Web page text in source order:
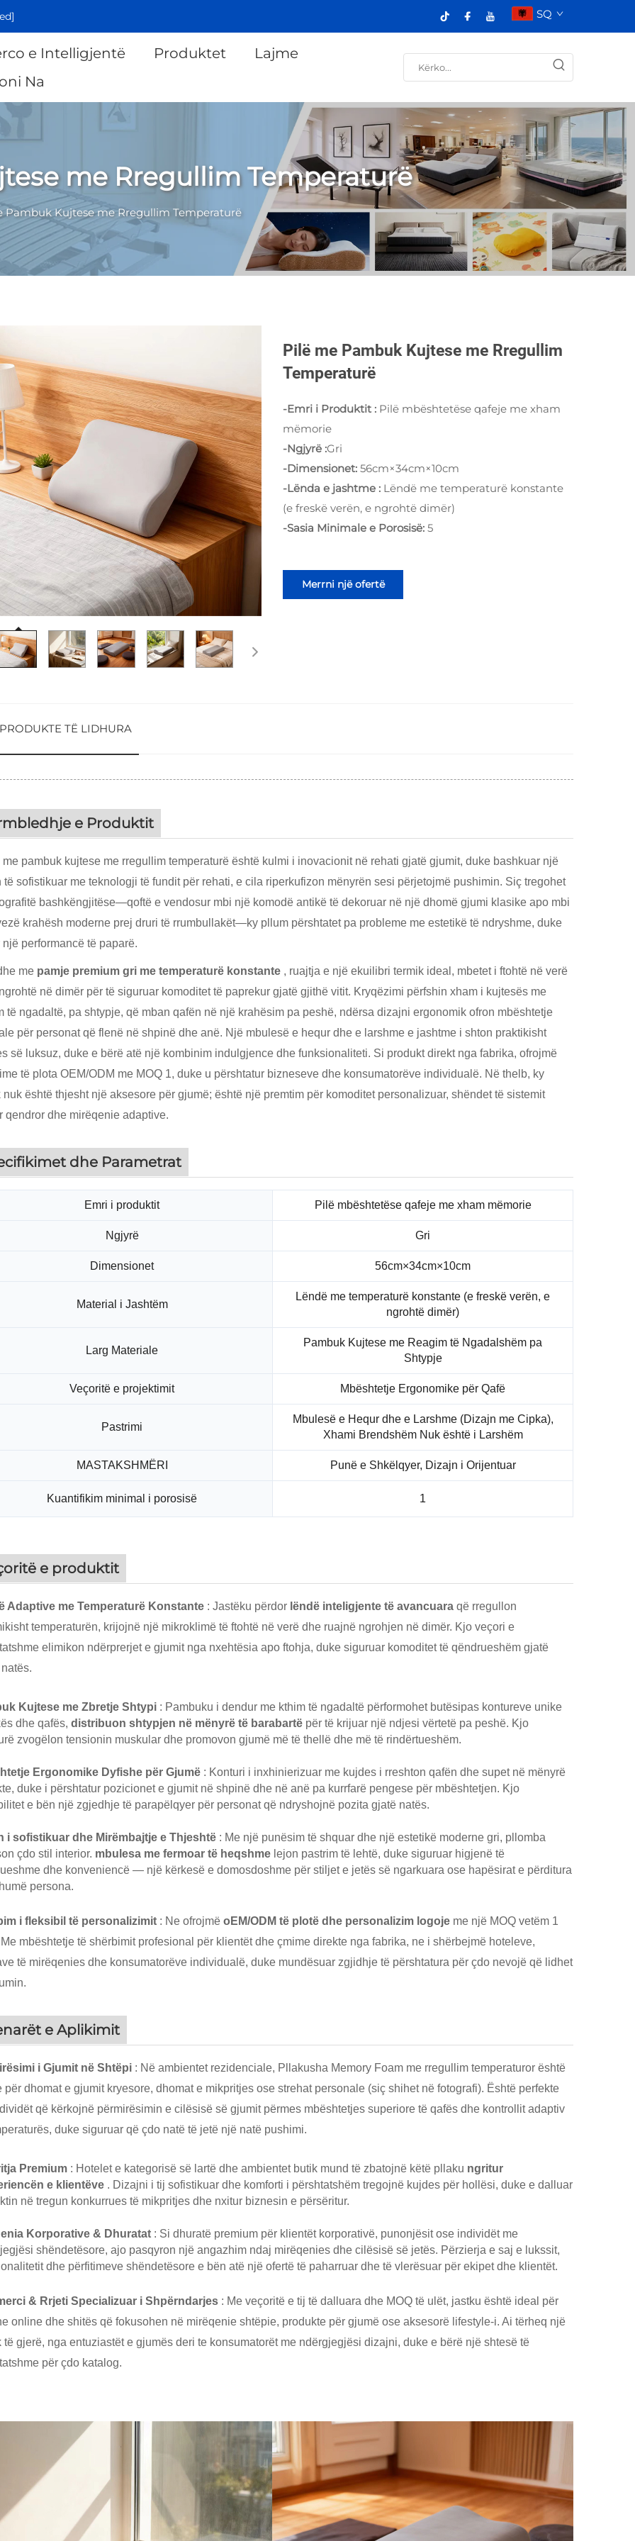
SQ
e Intelligjentë Produktet
Lajme
Na
me Rregullim Temperaturë
Pambuk Kujtese me Rregullim Temperaturë
Pilë me Pambuk Kujtese me Rregullim
Temperaturë
-Emri i Produktit : Pilë mbështetëse qafeje me xham
mëmorie
-Ngjyrë :Gri
-Dimensionet: 56cm×34cm×10cm
-Lënda e jashtme : Lëndë me temperaturë konstante
(e freskë verën, e ngrohtë dimër)
-Sasia Minimale e Porosisë: 5
Merrni një ofertë
PRODUKTE TË LIDHURA
e Produktit
pambuk kujtese me rregullim temperaturë është kulmi i inovacionit në rehati gjatë gjumit, duke bashkuar një
të sofistikuar me teknologji të fundit për rehati, e cila riperkufizon mënyrën sesi përjetojmë pushimin. Siç tregohet
bashkëngjitëse—qoftë e vendosur mbi një komodë antikë të dekoruar në një dhomë gjumi klasike apo mbi
krahësh moderne prej druri të rrumbullakët—ky pllum përshtatet pa probleme me estetikë të ndryshme, duke
një performancë të paparë.
me pamje premium gri me temperaturë konstante , ruajtja e një ekuilibri termik ideal, mbetet i ftohtë në verë
në dimër për të siguruar komoditet të paprekur gjatë gjithë vitit. Kryqëzimi përfshin xham i kujtesës me
të ngadaltë, pa shtypje, që mban qafën në një krahësim pa peshë, ndërsa dizajni ergonomik ofron mbështetje
për personat që flenë në shpinë dhe anë. Një mbulesë e hequr dhe e larshme e jashtme i shton praktikisht
së luksuz, duke e bërë atë një kombinim indulgjence dhe funksionaliteti. Si produkt direkt nga fabrika, ofrojmë
të plota OEM/ODM me MOQ 1, duke u përshtatur bizneseve dhe konsumatorëve individualë. Në thelb, ky
nuk është thjesht një aksesore për gjumë; është një premtim për komoditet personalizuar, shëndet të sistemit
qendror dhe mirëqenie adaptive.
dhe Parametrat
Emri i produktit Pilë mbështetëse qafeje me xham mëmorie
Ngjyrë Gri
Dimensionet 56cm×34cm×10cm
Material i Jashtëm
Lëndë me temperaturë konstante (e freskë verën, e
ngrohtë dimër)
Larg Materiale
Pambuk Kujtese me Reagim të Ngadalshëm pa
Shtypje
Veçoritë e projektimit Mbështetje Ergonomike për Qafë
Pastrimi
Mbulesë e Hequr dhe e Larshme (Dizajn me Cipka),
Xhami Brendshëm Nuk është i Larshëm
MASTAKSHMËRI Punë e Shkëlqyer, Dizajn i Orijentuar
Kuantifikim minimal i porosisë 1
e produktit
Adaptive me Temperaturë Konstante : Jastëku përdor lëndë inteligjente të avancuara që rregullon
temperaturën, krijojnë një mikroklimë të ftohtë në verë dhe ruajnë ngrohjen në dimër. Kjo veçori e
elimikon ndërprerjet e gjumit nga nxehtësia apo ftohja, duke siguruar komoditet të qëndrueshëm gjatë
Kujtese me Zbretje Shtypi : Pambuku i dendur me kthim të ngadaltë përformohet butësipas kontureve unike
dhe qafës, distribuon shtypjen në mënyrë të barabartë për të krijuar një ndjesi vërtetë pa peshë. Kjo
zvogëlon tensionin muskular dhe promovon gjumë më të thellë dhe më të rindërtueshëm.
Ergonomike Dyfishe për Gjumë : Konturi i inxhinierizuar me kujdes i rreshton qafën dhe supet në mënyrë
duke i përshtatur pozicionet e gjumit në shpinë dhe në anë pa kurrfarë pengese për mbështetjen. Kjo
e bën një zgjedhje të parapëlqyer për personat që ndryshojnë pozita gjatë natës.
i sofistikuar dhe Mirëmbajtje e Thjeshtë : Me një punësim të shquar dhe një estetikë moderne gri, pllomba
çdo stil interior. mbulesa me fermoar të heqshme lejon pastrim të lehtë, duke siguruar higjenë të
dhe konveniencë — një kërkesë e domosdoshme për stiljet e jetës së ngarkuara ose hapësirat e përditura
persona.
i fleksibil të personalizimit : Ne ofrojmë oEM/ODM të plotë dhe personalizim logoje me një MOQ vetëm 1
mbështetje të shërbimit profesional për klientët dhe çmime direkte nga fabrika, ne i shërbejmë hoteleve,
të mirëqenies dhe konsumatorëve individualë, duke mundësuar zgjidhje të përshtatura për çdo nevojë që lidhet
e Aplikimit
i Gjumit në Shtëpi : Në ambientet rezidenciale, Pllakusha Memory Foam me rregullim temperaturor është
për dhomat e gjumit kryesore, dhomat e mikpritjes ose strehat personale (siç shihet në fotografi). Është perfekte
që kërkojnë përmirësimin e cilësisë së gjumit përmes mbështetjes superiore të qafës dhe kontrollit adaptiv
duke siguruar që çdo natë të jetë një natë pushimi.
Premium : Hotelet e kategorisë së lartë dhe ambientet butik mund të zbatojnë këtë pllaku ngritur
e klientëve . Dizajni i tij sofistikuar dhe komforti i përshtatshëm tregojnë kujdes për hollësi, duke e dalluar
në tregun konkurrues të mikpritjes dhe nxitur biznesin e përsëritur.
Korporative & Dhuratat : Si dhuratë premium për klientët korporativë, punonjësit ose individët me
shëndetësore, ajo pasqyron një angazhim ndaj mirëqenies dhe cilësisë së jetës. Përzierja e saj e lukssit,
dhe përfitimeve shëndetësore e bën atë një ofertë të paharruar dhe të vlerësuar për ekipet dhe klientët.
& Rrjeti Specializuar i Shpërndarjes : Me veçoritë e tij të dalluara dhe MOQ të ulët, jastku është ideal për
online dhe shitës që fokusohen në mirëqenie shtëpie, produkte për gjumë ose aksesorë lifestyle-i. Ai tërheq një
të gjerë, nga entuziastët e gjumës deri te konsumatorët me ndërgjegjësi dizajni, duke e bërë një shtesë të
për çdo katalog.